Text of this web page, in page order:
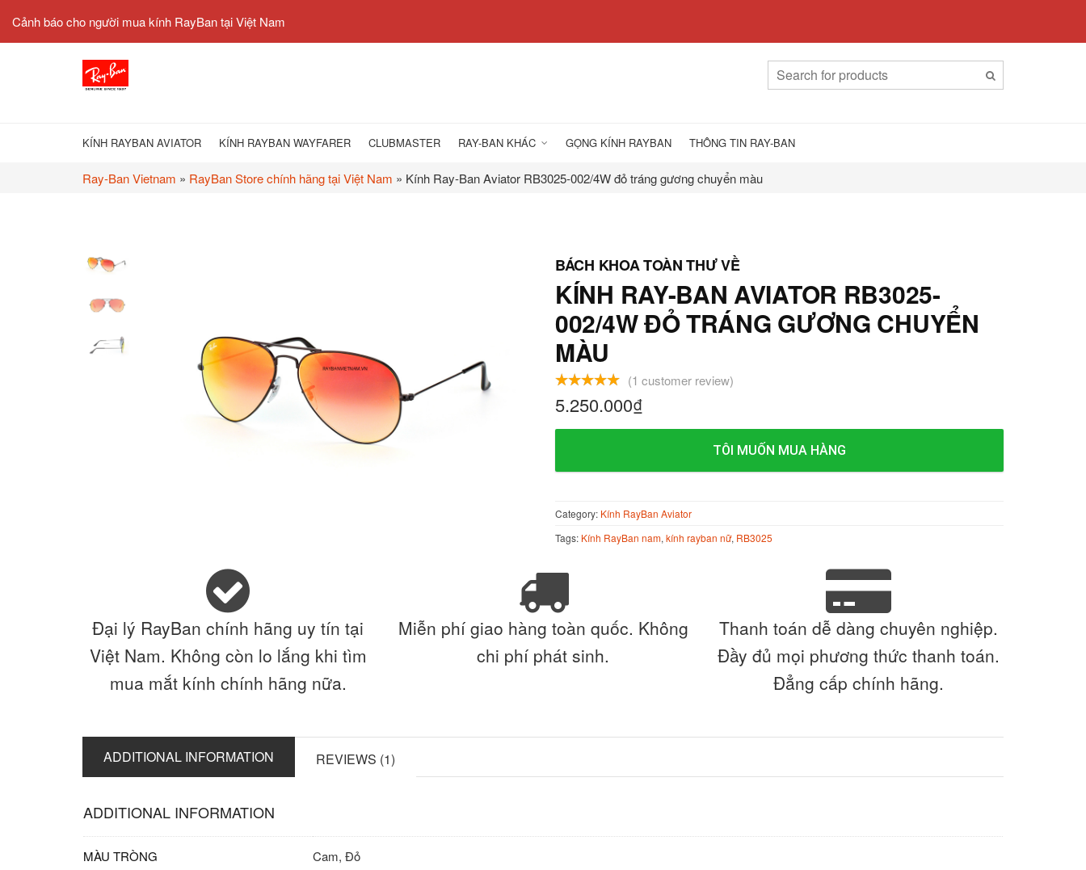
Cảnh báo cho người mua kính RayBan tại Việt Nam
KÍNH RAYBAN AVIATOR KÍNH RAYBAN WAYFARER CLUBMASTER RAY-BAN KHÁC GỌNG KÍNH RAYBAN THÔNG TIN RAY-BAN
Ray-Ban Vietnam » RayBan Store chính hãng tại Việt Nam » Kính Ray-Ban Aviator RB3025-002/4W đỏ tráng gương chuyển màu
KÍNH RAY-BAN AVIATOR RB3025-
002/4W ĐỎ TRÁNG GƯƠNG CHUYỂN
MÀU
(1 customer review)
5.250.000₫
TÔI MUỐN MUA HÀNG
Category: Kính RayBan Aviator
Tags: Kính RayBan nam, kính rayban nữ, RB3025
Đại lý RayBan chính hãng uy tín tại
Việt Nam. Không còn lo lắng khi tìm
mua mắt kính chính hãng nữa.
Miễn phí giao hàng toàn quốc. Không
chi phí phát sinh.
Thanh toán dễ dàng chuyên nghiệp.
Đầy đủ mọi phương thức thanh toán.
Đẳng cấp chính hãng.
ADDITIONAL INFORMATION REVIEWS (1)
ADDITIONAL INFORMATION
MÀU TRÒNG Cam, Đỏ